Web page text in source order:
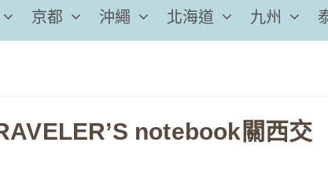
京都 沖繩 北海道 九州
notebook關西交